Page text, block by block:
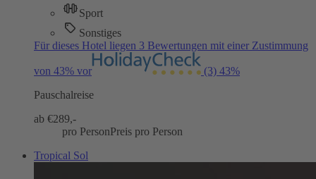
Sport
Sonstiges
Für dieses Hotel liegen 3 Bewertungen mit einer Zustimmung
von 43% vor (3) 43%
Pauschalreise
ab €289,-
pro PersonPreis pro Person
Tropical Sol